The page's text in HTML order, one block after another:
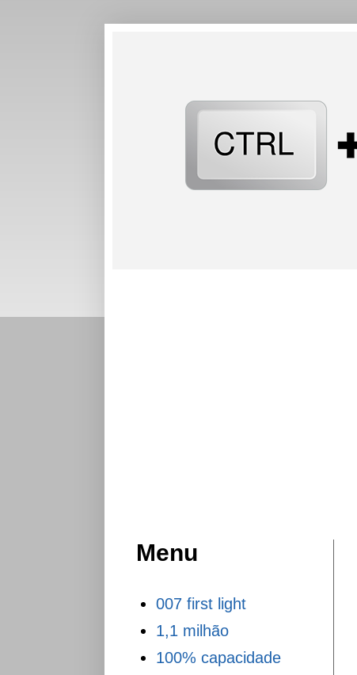
Menu
007 first light
1,1 milhão
100% capacidade